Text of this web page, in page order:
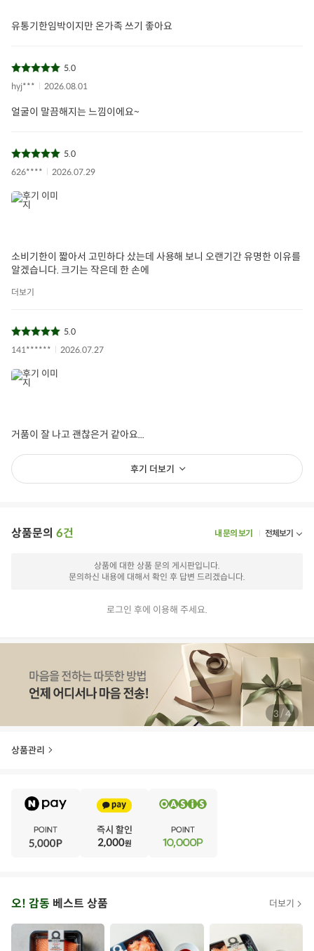
유통기한임박이지만 온가족 쓰기 좋아요
5.0
hyj***
2026.08.01
얼굴이 말끔해지는 느낌이에요~
5.0
626****
2026.07.29
소비기한이 짧아서 고민하다 샀는데 사용해 보니 오랜기간 유명한 이유를
알겠습니다. 크기는 작은데 한 손에
더보기
5.0
141******
2026.07.27
거품이 잘 나고 괜찮은거 같아요...
후기 더보기
상품문의 6건 내 문의 보기 전체보기
상품에 대한 상품 문의 게시판입니다.
문의하신 내용에 대해서 확인 후 답변 드리겠습니다.
로그인 후에 이용해 주세요.
4 /4
상품관리
아
시
오! 감동 베스트 상품 더보기